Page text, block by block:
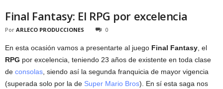
Final Fantasy: El RPG por excelencia
Por ARLECO PRODUCCIONES 0
En esta ocasión vamos a presentarte al juego Final Fantasy , el
RPG por excelencia, teniendo 23 años de existente en toda clase
de consolas , siendo así la segunda franquicia de mayor vigencia
(superada solo por la de Super Mario Bros). En sí esta saga nos